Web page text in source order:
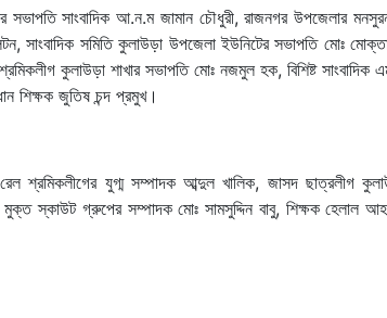
সভাপতি সাংবাদিক আ.ন.ম জামান চৌধুরী, রাজনগর উপজেলার
সাংবাদিক সমিতি কুলাউড়া উপজেলা ইউনিটের সভাপতি মোঃ
কুলাউড়া শাখার সভাপতি মোঃ নজমুল হক, বিশিষ্ট সাংবাদিক
শিক্ষক জুতিষ চন্দ প্রমুখ।
শ্রমিকলীগের যুগ্ম সম্পাদক আব্দুল খালিক, জাসদ ছাত্রলীগ
স্কাউট গ্রুপের সম্পাদক মোঃ সামসুদ্দিন বাবু, শিক্ষক হেলাল